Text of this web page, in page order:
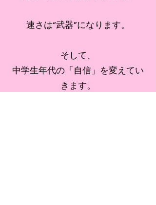
速さは“武器”になります。
そして、
中学生年代の「自信」を変えてい
きます。